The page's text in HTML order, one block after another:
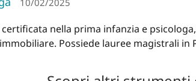
nella prima infanzia e
Possiede lauree magistrali in